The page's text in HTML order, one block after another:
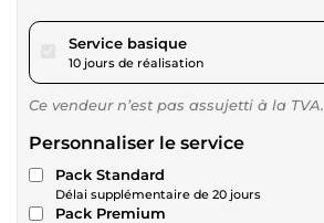
Service basiquepour 250,00 $US
10 jours de réalisation
Ce vendeur n’est pas assujetti à la TVA.
Personnaliser le service
Pack Standard
Délai supplémentaire de 20 jours
Pack Premium